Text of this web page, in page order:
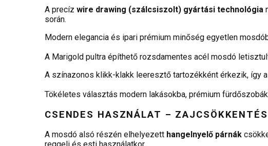
A precíz wire drawing (szálcsiszolt) gyártási technológia
során.
Modern elegancia és ipari prémium minőség egyetlen
A Marigold pultra építhető rozsdamentes acél mosdó
A színazonos klikk-klakk leeresztő tartozékként érkezik, így
Tökéletes választás modern lakásokba, prémium
CSENDES HASZNÁLAT – ZAJCSÖKKENTÉS
A mosdó alsó részén elhelyezett hangelnyelő párnák